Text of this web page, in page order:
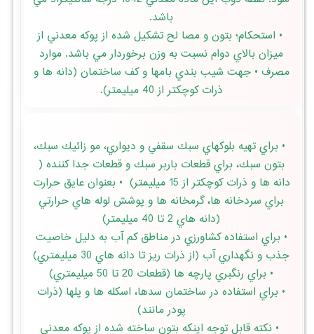
باشد.
• استحكام؛ بتون و مصا لح تشكيل شده از پوكه معدني از
ميزان بالاي دوام نسبت به وزن برخوردار مي باشد. موارد
مصرف • جهت شيب بندي بامها و كف ساختمان (دانه ها و
ذرات كوچكتر از 40 ميليمتر).
• براي تهيه بلوكهاي سبك سقفي و ديواري، مو زائيك سبك،
بتون سبك، براي قطعات باربر سبك و قطعات جدا كننده (
دانه ها و ذرات كوچكتر از 15 ميليمتر) • بعنوان عايق حرارت
براي سردخانه ها، گرمخانه ها و پوشش لوله هاي حرارتي
(دانه هاي 2 تا 40 ميليمتر)
• براي استفاده كشاورزي در مناطق كم آب به دليل خاصيت
جذب و نگهداري آب (از ذرات ريز تا دانه هاي 30 ميليمتري)
• براي رنگبري پارچه ها (قطعات 20 تا 50 ميليمتري)
• براي استفاده در ساختمان سدها، اسكله ها و پلها (ذرات
پودر مانند)
• نكته قابل توجه اينكه بتون ساخته شده از پوكه معدني